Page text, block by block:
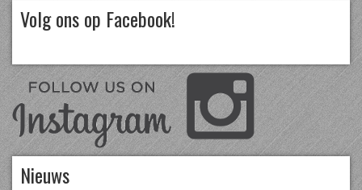
Volg ons op Facebook!
Nieuws